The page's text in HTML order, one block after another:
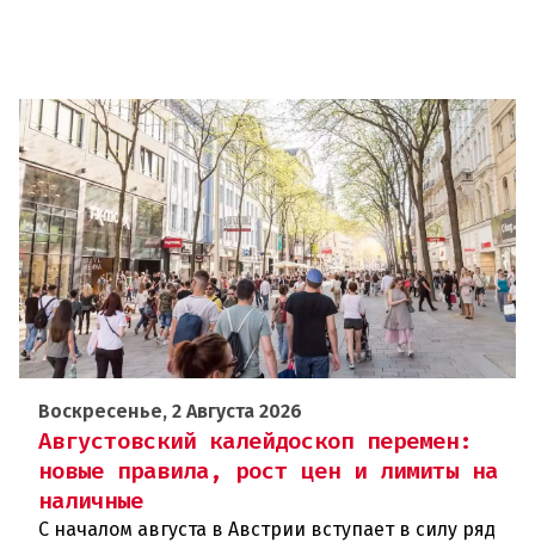
Воскресенье, 2 Августа 2026
Августовский калейдоскоп перемен:
новые правила, рост цен и лимиты на
наличные
С началом августа в Австрии вступает в силу ряд